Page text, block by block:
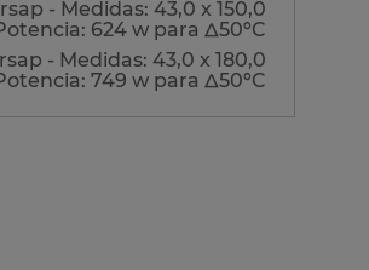
- Medidas: 43,0 x 150,0
624 w para Δ50ºC
- Medidas: 43,0 x 180,0
749 w para Δ50ºC